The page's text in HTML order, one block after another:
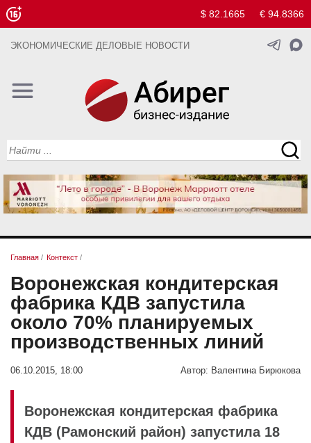
$ 82.1665 € 94.8366
ЭКОНОМИЧЕСКИЕ ДЕЛОВЫЕ НОВОСТИ
Главная / Контекст /
Воронежская кондитерская
фабрика КДВ запустила
около 70% планируемых
производственных линий
06.10.2015, 18:00 Автор: Валентина Бирюкова
Воронежская кондитерская фабрика
КДВ (Рамонский район) запустила 18